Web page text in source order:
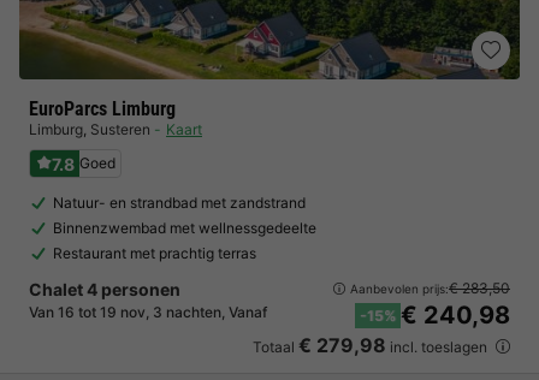
EuroParcs Limburg
Limburg, Susteren Kaart
7.8 Goed
Natuur- en strandbad met zandstrand
Binnenzwembad met wellnessgedeelte
Restaurant met prachtig terras
Chalet 4 personen
Van 16 tot 19 nov, 3 nachten, Vanaf
Aanbevolen prijs:€ 283,50
-15% € 240,98
Totaal € 279,98 incl. toeslagen